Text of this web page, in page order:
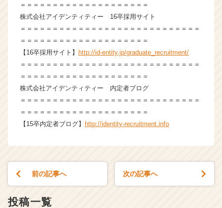
（C
h
e
e
r
C
e
r）
＝＝＝＝＝＝＝＝＝＝＝＝＝＝＝＝＝＝＝＝
株式会社アイデンティティー 16卒採用サイト
＝＝＝＝＝＝＝＝＝＝＝＝＝＝＝＝＝＝＝＝＝＝＝＝＝＝＝＝
＝＝＝＝＝＝＝＝＝＝＝＝＝＝＝＝＝＝＝＝
【16卒採用サイト】
http://id-entity.jp/graduate_recruitment/
＝＝＝＝＝＝＝＝＝＝＝＝＝＝＝＝＝＝＝＝＝＝＝＝＝＝＝＝
＝＝＝＝＝＝＝＝＝＝＝＝＝＝＝＝＝＝＝＝
株式会社アイデンティティー 内定者ブログ
＝＝＝＝＝＝＝＝＝＝＝＝＝＝＝＝＝＝＝＝＝＝＝＝＝＝＝＝
＝＝＝＝＝＝＝＝＝＝＝＝＝＝＝＝＝＝＝＝
【15卒内定者ブログ】
http://identity-recruitment.info
前の記事へ 次の記事へ
投稿一覧